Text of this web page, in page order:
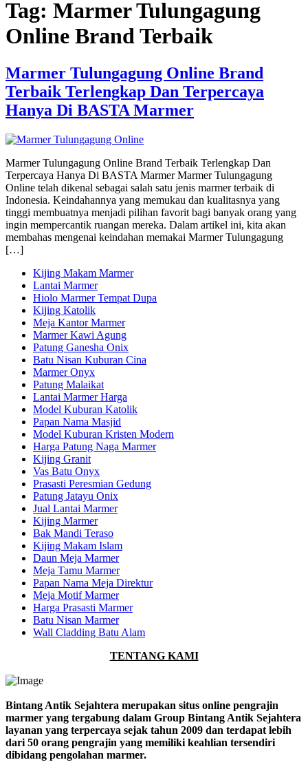
Tag: Marmer Tulungagung
Online Brand Terbaik
Marmer Tulungagung Online Brand
Terbaik Terlengkap Dan Terpercaya
Hanya Di BASTA Marmer
Marmer Tulungagung Online Brand Terbaik Terlengkap Dan
Terpercaya Hanya Di BASTA Marmer Marmer Tulungagung
Online telah dikenal sebagai salah satu jenis marmer terbaik di
Indonesia. Keindahannya yang memukau dan kualitasnya yang
tinggi membuatnya menjadi pilihan favorit bagi banyak orang yang
ingin mempercantik ruangan mereka. Dalam artikel ini, kita akan
membahas mengenai keindahan memakai Marmer Tulungagung
[…]
Kijing Makam Marmer
Lantai Marmer
Hiolo Marmer Tempat Dupa
Kijing Katolik
Meja Kantor Marmer
Marmer Kawi Agung
Patung Ganesha Onix
Batu Nisan Kuburan Cina
Marmer Onyx
Patung Malaikat
Lantai Marmer Harga
Model Kuburan Katolik
Papan Nama Masjid
Model Kuburan Kristen Modern
Harga Patung Naga Marmer
Kijing Granit
Vas Batu Onyx
Prasasti Peresmian Gedung
Patung Jatayu Onix
Jual Lantai Marmer
Kijing Marmer
Bak Mandi Teraso
Kijing Makam Islam
Daun Meja Marmer
Meja Tamu Marmer
Papan Nama Meja Direktur
Meja Motif Marmer
Harga Prasasti Marmer
Batu Nisan Marmer
Wall Cladding Batu Alam
TENTANG KAMI
Bintang Antik Sejahtera merupakan situs online pengrajin
marmer yang tergabung dalam Group Bintang Antik Sejahtera
layanan yang terpercaya sejak tahun 2009 dan terdapat lebih
dari 50 orang pengrajin yang memiliki keahlian tersendiri
dibidang pengolahan marmer.